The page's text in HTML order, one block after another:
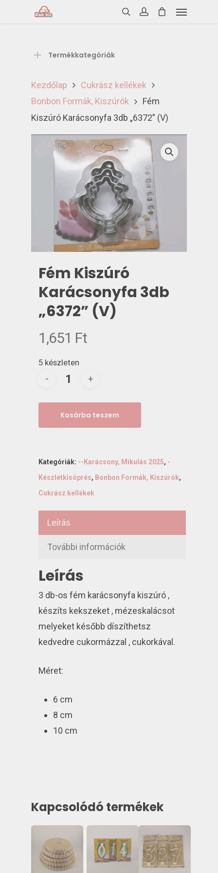
Termékkategóriák
Kezdőlap
Cukrász kellékek
Bonbon Formák, Kiszúrók
Fém
Kiszúró Karácsonyfa 3db „6372” (V)
Fém Kiszúró
Karácsonyfa 3db
„6372” (V)
1,651 Ft
5 készleten
Kosárba teszem
Kategóriák: --Karácsony, Mikulás 2025, -
Készletkisöprés, Bonbon Formák, Kiszúrók,
Cukrász kellékek
Leírás
További információk
Leírás
3 db-os fém karácsonyfa kiszúró ,
készíts kekszeket , mézeskalácsot
melyeket később díszíthetsz
kedvedre cukormázzal , cukorkával.
Méret:
6 cm
8 cm
10 cm
Kapcsolódó termékek